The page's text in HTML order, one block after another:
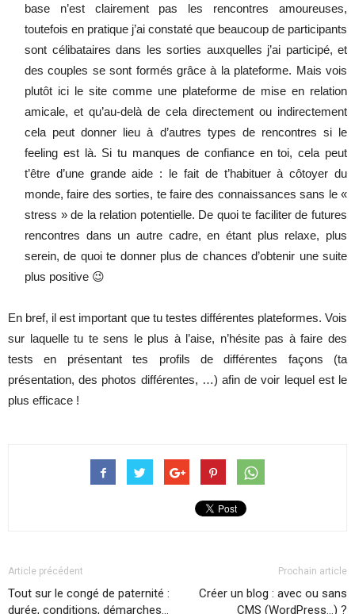
base n’est clairement pas les rencontres amoureuses,
toutefois en pratique j’ai constaté que beaucoup de participants
sont célibataires dans les sorties auxquelles j’ai participé, et
des couples se sont formés grâce à la plateforme. Mais vois
plutôt ici le site comme une plateforme de mise en relation
amicale, et qu’au-delà de cela directement ou indirectement
cela peut donner lieu à d’autres types de rencontres si le
feeling est là. Si tu manques de confiance en toi, cela peut
t’être d’une grande aide : le fait de t’habituer à côtoyer du
monde, faire des sorties, te faire des connaissances sans le «
stress » de la relation potentielle. De quoi te faciliter de futures
rencontres dans un autre cadre, en étant plus relaxe, plus
serein, de quoi te donner plus de chances d’obtenir une suite
plus positive 😉
En bref, il est important que tu testes différentes plateformes. Vois
sur laquelle tu te sens le plus à l’aise, n’hésite pas à faire des
tests en présentant tes profils de différentes façons (ta
présentation, des photos différentes, …) afin de voir lequel est le
plus efficace !
Article précédent
Tout sur le congé de paternité :
durée, conditions, démarches…
Prochain article
Créer un blog : avec ou sans
CMS (WordPress…) ?